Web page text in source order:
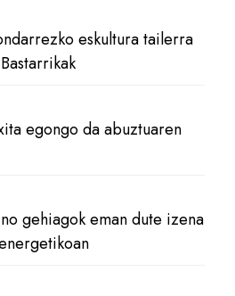
eskultura tailerra
egongo da abuztuaren
gehiagok eman dute izena